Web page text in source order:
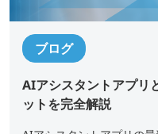
ブログ
AIアシスタントアプリ
ットを完全解説